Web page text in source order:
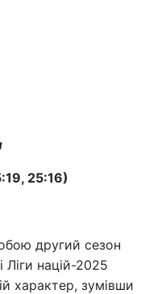
25:16)
другий сезон
Ліги націй-2025
характер, зумівши